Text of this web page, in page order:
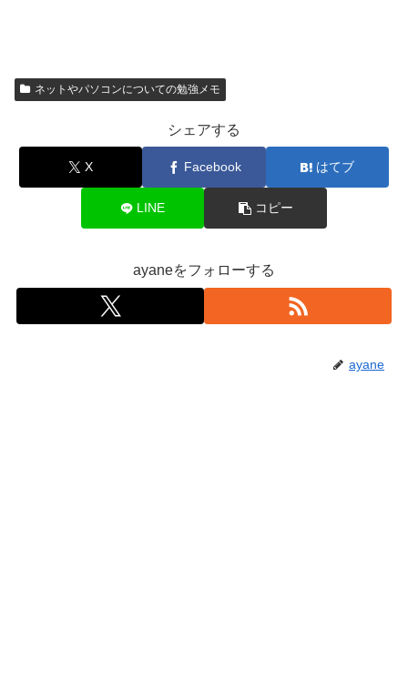
ネットやパソコンについての勉強メモ
シェアする
X Facebook はてブ
LINE コピー
ayaneをフォローする
ayane